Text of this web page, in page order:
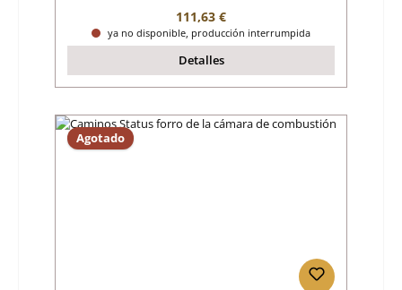
Precio normal:
111,63 €
ya no disponible, producción interrumpida
Detalles
Agotado